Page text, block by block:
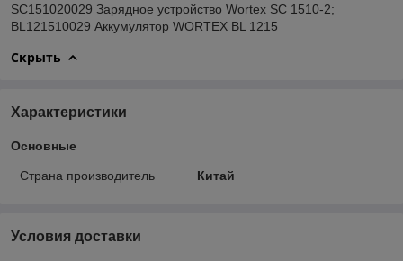
SC151020029 Зарядное устройство Wortex SC 1510-2;
BL121510029 Аккумулятор WORTEX BL 1215
Скрыть
Характеристики
Основные
Страна производитель Китай
Условия доставки